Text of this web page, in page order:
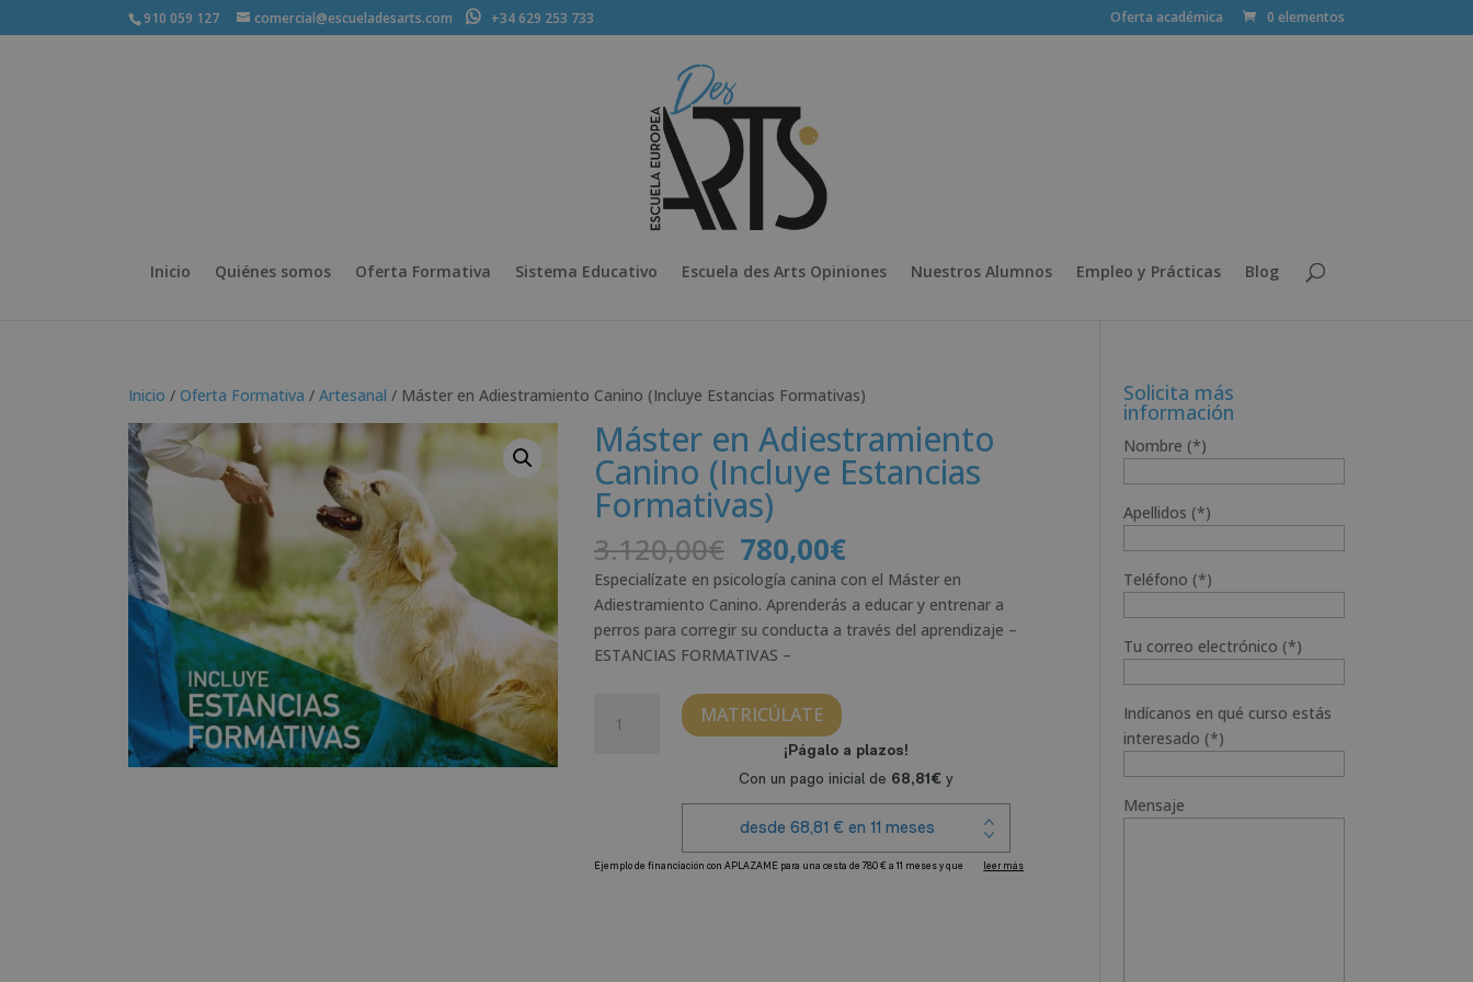
910 059 127 comercial@escueladesarts.com +34 629 253 733 Oferta académica 0 elementos
Inicio Quiénes somos Oferta Formativa Sistema Educativo Escuela des Arts Opiniones Nuestros Alumnos Empleo y Prácticas Blog
Inicio / Oferta Formativa / Artesanal / Máster en Adiestramiento Canino (Incluye Estancias Formativas)
Máster en Adiestramiento
Canino (Incluye Estancias
Formativas)
3.120,00€ El
precio
original
era:
3.120,00€.
780,00€El
precio
actual
es:
780,00€.
Especialízate en psicología canina con el Máster en
Adiestramiento Canino. Aprenderás a educar y entrenar a
perros para corregir su conducta a través del aprendizaje –
ESTANCIAS FORMATIVAS –
Formativas)
MATRICÚLATE
Solicita más
información
Nombre (*)
Apellidos (*)
Teléfono (*)
Tu correo electrónico (*)
Indícanos en qué curso estás
interesado (*)
Mensaje